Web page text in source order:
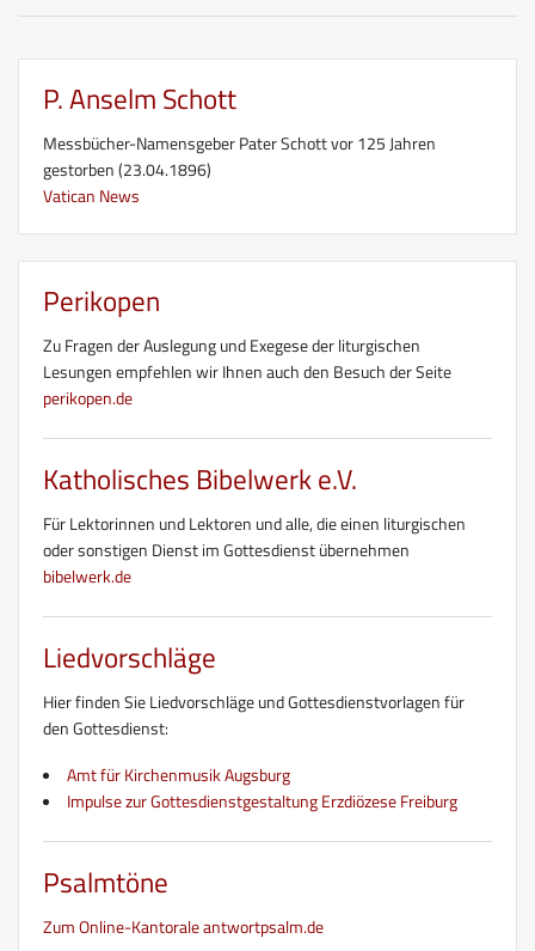
P. Anselm Schott
Messbücher-Namensgeber Pater Schott vor 125 Jahren
gestorben (23.04.1896)
Vatican News
Perikopen
Zu Fragen der Auslegung und Exegese der liturgischen
Lesungen empfehlen wir Ihnen auch den Besuch der Seite
perikopen.de
Katholisches Bibelwerk e.V.
Für Lektorinnen und Lektoren und alle, die einen liturgischen
oder sonstigen Dienst im Gottesdienst übernehmen
bibelwerk.de
Liedvorschläge
Hier finden Sie Liedvorschläge und Gottesdienstvorlagen für
den Gottesdienst:
Amt für Kirchenmusik Augsburg
Impulse zur Gottesdienstgestaltung Erzdiözese Freiburg
Psalmtöne
Zum Online-Kantorale antwortpsalm.de